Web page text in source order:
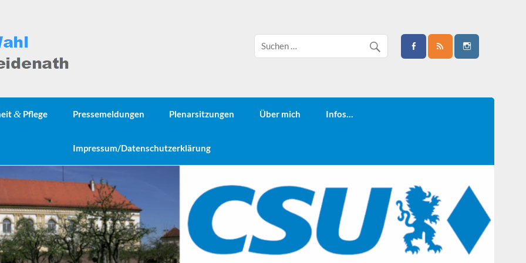
& Pflege Pressemeldungen Plenarsitzungen Über mich Infos…
Impressum/Datenschutzerklärung